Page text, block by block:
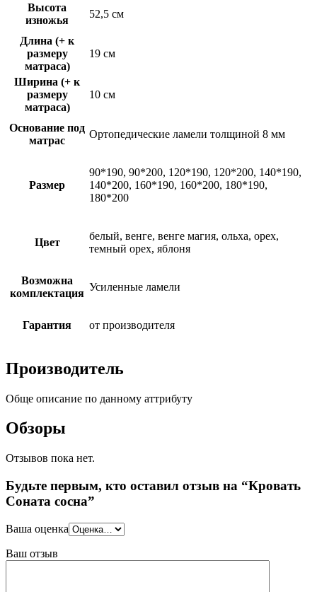
Высота
изножья
52,5 см
Длина (+ к
размеру
матраса)
19 см
Ширина (+ к
размеру
матраса)
10 см
Основание под
матрас
Ортопедические ламели толщиной 8 мм
Размер
90*190, 90*200, 120*190, 120*200, 140*190,
140*200, 160*190, 160*200, 180*190,
180*200
Цвет
белый, венге, венге магия, ольха, орех,
темный орех, яблоня
Возможна
комплектация
Усиленные ламели
Гарантия от производителя
Производитель
Обще описание по данному аттрибуту
Обзоры
Отзывов пока нет.
Будьте первым, кто оставил отзыв на “Кровать
Соната сосна”
Ваша оценка
Ваш отзыв